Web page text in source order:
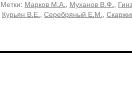
Метки: Марков М.А., Муханов В.Ф.,
Курьян В.Е., Серебряный Е.М.,